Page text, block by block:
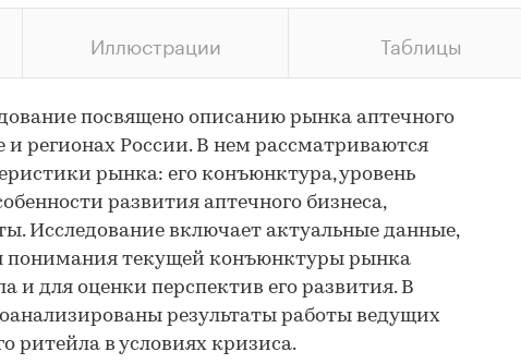
Иллюстрации Таблицы
посвящено описанию рынка аптечного
и регионах России. В нем рассматриваются
рынка: его конъюнктура, уровень
развития аптечного бизнеса,
Исследование включает актуальные данные,
понимания текущей конъюнктуры рынка
и для оценки перспектив его развития. В
результаты работы ведущих
ритейла в условиях кризиса.